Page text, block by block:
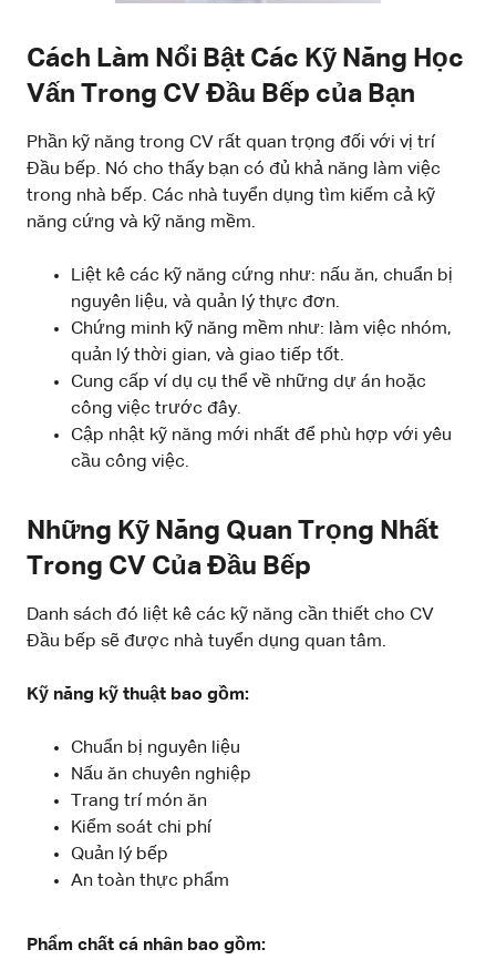
Cách Làm Nổi Bật Các Kỹ Năng Học
Vấn Trong CV Đầu Bếp của Bạn
Phần kỹ năng trong CV rất quan trọng đối với vị trí
Đầu bếp. Nó cho thấy bạn có đủ khả năng làm việc
trong nhà bếp. Các nhà tuyển dụng tìm kiếm cả kỹ
năng cứng và kỹ năng mềm.
Liệt kê các kỹ năng cứng như: nấu ăn, chuẩn bị
nguyên liệu, và quản lý thực đơn.
Chứng minh kỹ năng mềm như: làm việc nhóm,
quản lý thời gian, và giao tiếp tốt.
Cung cấp ví dụ cụ thể về những dự án hoặc
công việc trước đây.
Cập nhật kỹ năng mới nhất để phù hợp với yêu
cầu công việc.
Những Kỹ Năng Quan Trọng Nhất
Trong CV Của Đầu Bếp
Danh sách đó liệt kê các kỹ năng cần thiết cho CV
Đầu bếp sẽ được nhà tuyển dụng quan tâm.
Kỹ năng kỹ thuật bao gồm:
Chuẩn bị nguyên liệu
Nấu ăn chuyên nghiệp
Trang trí món ăn
Kiểm soát chi phí
Quản lý bếp
An toàn thực phẩm
Phẩm chất cá nhân bao gồm: